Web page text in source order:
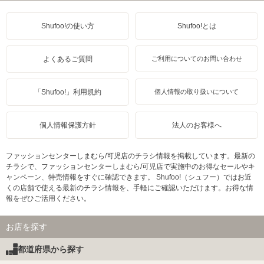
Shufoo!の使い方 Shufoo!とは
よくあるご質問 ご利用についてのお問い合わせ
「Shufoo!」利用規約 個人情報の取り扱いについて
個人情報保護方針 法人のお客様へ
ファッションセンターしまむら/可児店のチラシ情報を掲載しています。最新の
チラシで、ファッションセンターしまむら/可児店で実施中のお得なセールやキ
ャンペーン、特売情報をすぐに確認できます。 Shufoo!（シュフー）ではお近
くの店舗で使える最新のチラシ情報を、手軽にご確認いただけます。お得な情
報をぜひご活用ください。
お店を探す
都道府県から探す